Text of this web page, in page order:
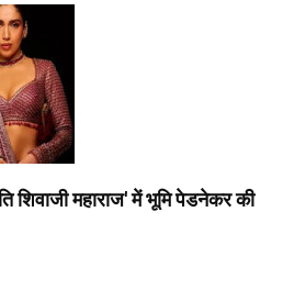
शिवाजी महाराज' में भूमि पेडनेकर की